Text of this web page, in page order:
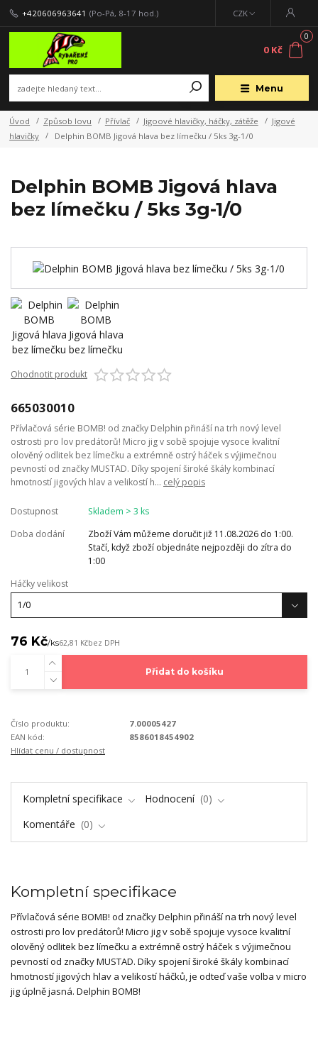
Menu
CZK
+420606963641 (Po-Pá, 8-17 hod.)
0
0 Kč
Úvod Způsob lovu Přívlač Jigoové hlavičky, háčky, zátěže
Jigové
hlavičky
Delphin BOMB Jigová hlava bez límečku / 5ks 3g-1/0
Delphin BOMB Jigová hlava
bez límečku / 5ks 3g-1/0
Ohodnotit produkt
665030010
Přívlačová série BOMB! od značky Delphin přináší na trh nový level
ostrosti pro lov predátorů! Micro jig v sobě spojuje vysoce kvalitní
olověný odlitek bez límečku a extrémně ostrý háček s výjimečnou
pevností od značky MUSTAD. Díky spojení široké škály kombinací
hmotností jigových hlav a velikostí h... celý popis
Dostupnost
Skladem > 3 ks
Doba dodání
Zboží Vám můžeme doručit již 11.08.2026 do 1:00.
Stačí, když zboží objednáte nejpozději do zítra do
1:00
Háčky velikost
76 Kč/ks62,81 Kčbez DPH
Přidat do košíku
Číslo produktu:
7.00005427
EAN kód:
8586018454902
Hlídat cenu / dostupnost
Kompletní specifikace Hodnocení
0
Komentáře
0
Kompletní specifikace
Přívlačová série BOMB! od značky Delphin přináší na trh nový level
ostrosti pro lov predátorů! Micro jig v sobě spojuje vysoce kvalitní
olověný odlitek bez límečku a extrémně ostrý háček s výjimečnou
pevností od značky MUSTAD. Díky spojení široké škály kombinací
hmotností jigových hlav a velikostí háčků, je odteď vaše volba v micro
jig úplně jasná. Delphin BOMB!